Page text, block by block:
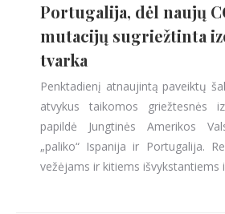
Portugalija, dėl naujų
mutacijų sugriežtinta
tvarka
Penktadienį atnaujintą paveiktų
atvykus taikomos griežtesnės
papildė Jungtinės Amerikos
„paliko“ Ispanija ir Portugalija.
vežėjams ir kitiems išvykstantiems